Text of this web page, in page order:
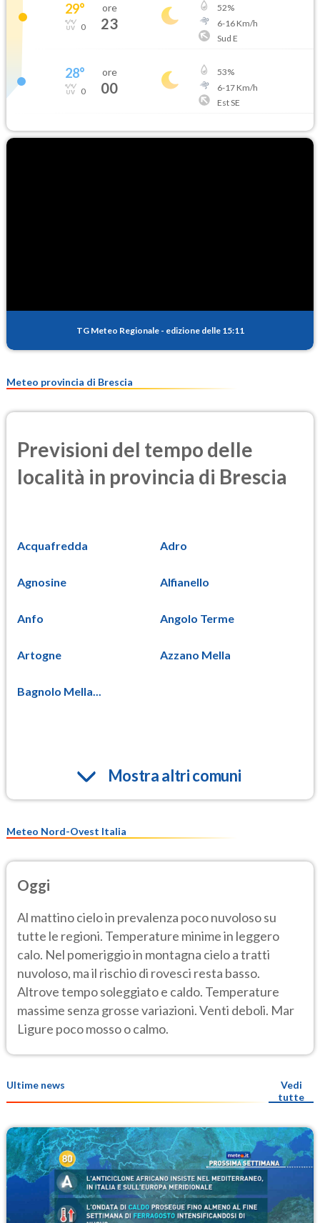
29°
0
ore
23
52%
6-16Km/h
Sud E
28°
0
ore
00
53%
6-17Km/h
Est SE
TG Meteo Regionale - edizione delle 15:11
Meteo provincia di Brescia
Previsioni del tempo delle
località in provincia di Brescia
Acquafredda Adro
Agnosine Alfianello
Anfo Angolo Terme
Artogne Azzano Mella
Bagnolo Mella...
Mostra altri comuni
Meteo Nord-Ovest Italia
Oggi
Al mattino cielo in prevalenza poco nuvoloso su
tutte le regioni. Temperature minime in leggero
calo. Nel pomeriggio in montagna cielo a tratti
nuvoloso, ma il rischio di rovesci resta basso.
Altrove tempo soleggiato e caldo. Temperature
massime senza grosse variazioni. Venti deboli. Mar
Ligure poco mosso o calmo.
Ultime news
Vedi
tutte